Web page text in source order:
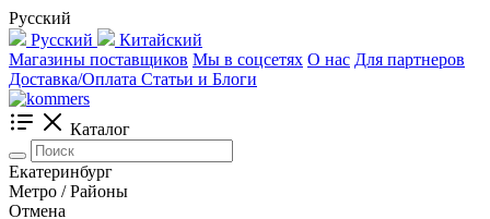
Русский
Русский
Китайский
Магазины поставщиков Мы в соцсетях О нас Для партнеров
Доставка/Оплата Статьи и Блоги
Каталог
Екатеринбург
Метро / Районы
Отмена